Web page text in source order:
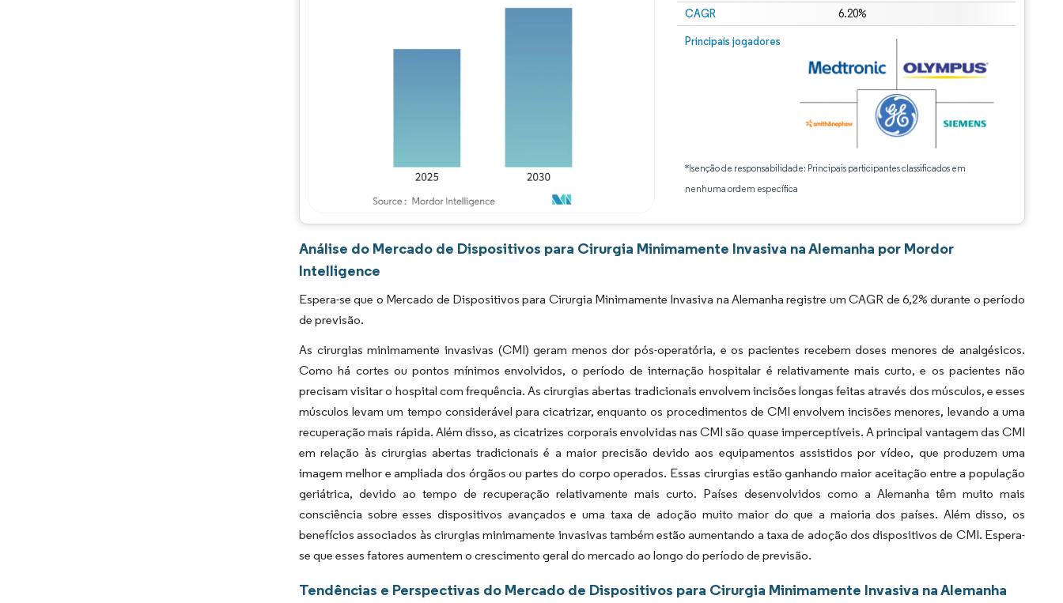
CAGR 6.20%
Principais jogadores
*Isenção de responsabilidade: Principais participantes classificados em
nenhuma ordem específica
Imagem © Mordor Intelligence. O reuso requer atribuição conforme CC BY 4.0.
Análise do Mercado de Dispositivos para Cirurgia Minimamente Invasiva na Alemanha por Mordor
Intelligence
Espera-se que o Mercado de Dispositivos para Cirurgia Minimamente Invasiva na Alemanha registre um CAGR de 6,2% durante o período
de previsão.
As cirurgias minimamente invasivas (CMI) geram menos dor pós-operatória, e os pacientes recebem doses menores de analgésicos.
Como há cortes ou pontos mínimos envolvidos, o período de internação hospitalar é relativamente mais curto, e os pacientes não
precisam visitar o hospital com frequência. As cirurgias abertas tradicionais envolvem incisões longas feitas através dos músculos, e esses
músculos levam um tempo considerável para cicatrizar, enquanto os procedimentos de CMI envolvem incisões menores, levando a uma
recuperação mais rápida. Além disso, as cicatrizes corporais envolvidas nas CMI são quase imperceptíveis. A principal vantagem das CMI
em relação às cirurgias abertas tradicionais é a maior precisão devido aos equipamentos assistidos por vídeo, que produzem uma
imagem melhor e ampliada dos órgãos ou partes do corpo operados. Essas cirurgias estão ganhando maior aceitação entre a população
geriátrica, devido ao tempo de recuperação relativamente mais curto. Países desenvolvidos como a Alemanha têm muito mais
consciência sobre esses dispositivos avançados e uma taxa de adoção muito maior do que a maioria dos países. Além disso, os
benefícios associados às cirurgias minimamente invasivas também estão aumentando a taxa de adoção dos dispositivos de CMI. Espera-
se que esses fatores aumentem o crescimento geral do mercado ao longo do período de previsão.
Tendências e Perspectivas do Mercado de Dispositivos para Cirurgia Minimamente Invasiva na Alemanha